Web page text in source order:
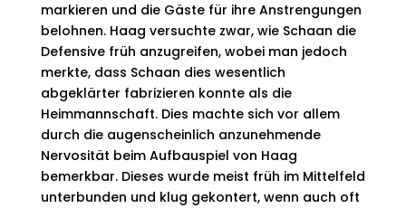
markieren und die Gäste für ihre Anstrengungen
belohnen. Haag versuchte zwar, wie Schaan die
Defensive früh anzugreifen, wobei man jedoch
merkte, dass Schaan dies wesentlich
abgeklärter fabrizieren konnte als die
Heimmannschaft. Dies machte sich vor allem
durch die augenscheinlich anzunehmende
Nervosität beim Aufbauspiel von Haag
bemerkbar. Dieses wurde meist früh im Mittelfeld
unterbunden und klug gekontert, wenn auch oft